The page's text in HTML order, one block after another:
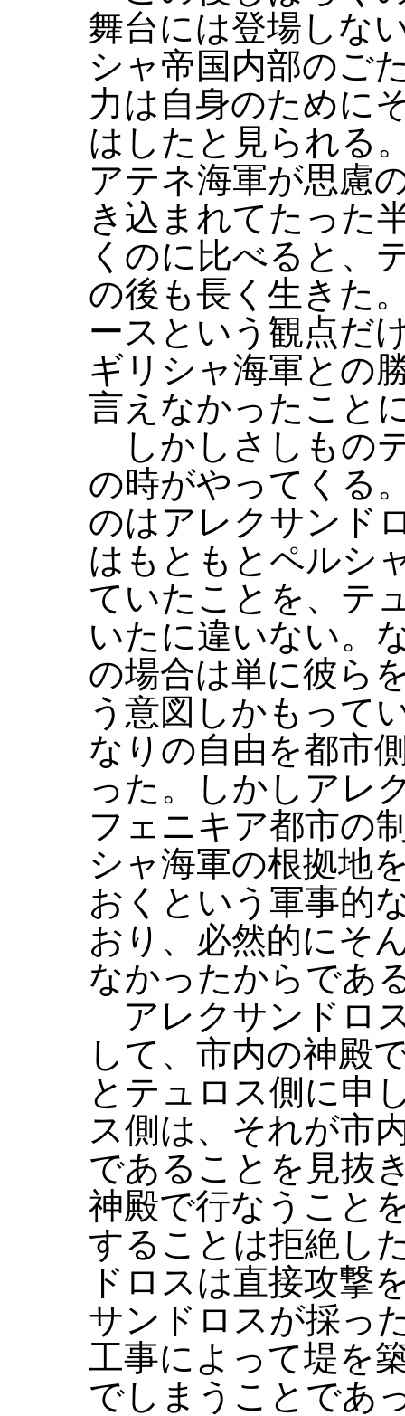
舞台には登場しな
シャ帝国内部のご
力は自身のために
はしたと見られる
アテネ海軍が思慮
き込まれてたった
くのに比べると、
の後も長く生きた
ースという観点だ
ギリシャ海軍との
言えなかったこと
しかしさしもの
の時がやってくる
のはアレクサンド
はもともとペルシ
ていたことを、テ
いたに違いない。
の場合は単に彼ら
う意図しかもって
なりの自由を都市
った。しかしアレ
フェニキア都市の
シャ海軍の根拠地
おくという軍事的
おり、必然的にそ
なかったからであ
アレクサンドロ
して、市内の神殿
とテュロス側に申
ス側は、それが市
であることを見抜
神殿で行なうこと
することは拒絶し
ドロスは直接攻撃
サンドロスが採っ
工事によって堤を
でしまうことであ